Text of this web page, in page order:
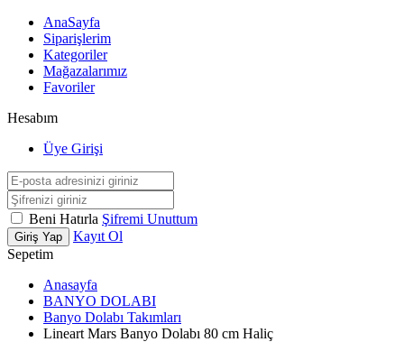
AnaSayfa
Siparişlerim
Kategoriler
Mağazalarımız
Favoriler
Hesabım
Üye Girişi
Beni Hatırla Şifremi Unuttum
Giriş Yap
Kayıt Ol
Sepetim
Anasayfa
BANYO DOLABI
Banyo Dolabı Takımları
Lineart Mars Banyo Dolabı 80 cm Haliç